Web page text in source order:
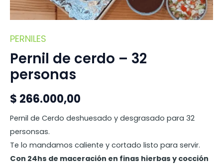
PERNILES
Pernil de cerdo – 32
personas
$ 266.000,00
Pernil de Cerdo deshuesado y desgrasado para 32
personsas.
Te lo mandamos caliente y cortado listo para servir.
Con 24hs de maceración en finas hierbas y cocción
Pernil
de
-
32
cantidad